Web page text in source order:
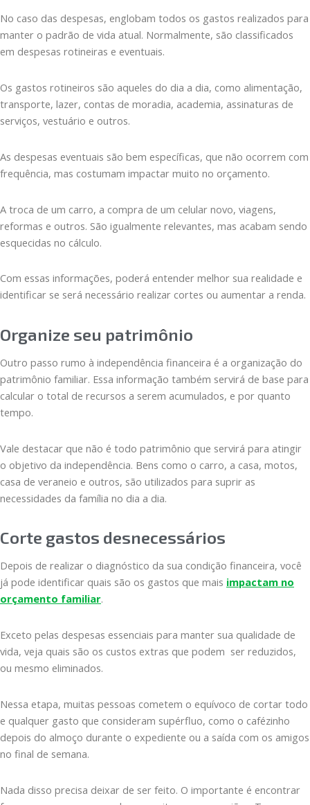
No caso das despesas, englobam todos os gastos realizados para
manter o padrão de vida atual. Normalmente, são classificados
em despesas rotineiras e eventuais.
Os gastos rotineiros são aqueles do dia a dia, como alimentação,
transporte, lazer, contas de moradia, academia, assinaturas de
serviços, vestuário e outros.
As despesas eventuais são bem específicas, que não ocorrem com
frequência, mas costumam impactar muito no orçamento.
A troca de um carro, a compra de um celular novo, viagens,
reformas e outros. São igualmente relevantes, mas acabam sendo
esquecidas no cálculo.
Com essas informações, poderá entender melhor sua realidade e
identificar se será necessário realizar cortes ou aumentar a renda.
Organize seu patrimônio
Outro passo rumo à independência financeira é a organização do
patrimônio familiar. Essa informação também servirá de base para
calcular o total de recursos a serem acumulados, e por quanto
tempo.
Vale destacar que não é todo patrimônio que servirá para atingir
o objetivo da independência. Bens como o carro, a casa, motos,
casa de veraneio e outros, são utilizados para suprir as
necessidades da família no dia a dia.
Corte gastos desnecessários
Depois de realizar o diagnóstico da sua condição financeira, você
já pode identificar quais são os gastos que mais impactam no
orçamento familiar.
Exceto pelas despesas essenciais para manter sua qualidade de
vida, veja quais são os custos extras que podem ser reduzidos,
ou mesmo eliminados.
Nessa etapa, muitas pessoas cometem o equívoco de cortar todo
e qualquer gasto que consideram supérfluo, como o cafézinho
depois do almoço durante o expediente ou a saída com os amigos
no final de semana.
Nada disso precisa deixar de ser feito. O importante é encontrar